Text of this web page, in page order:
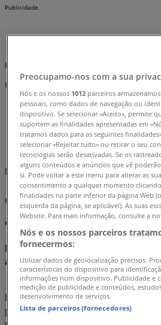
Publicidade
Comprar Cortinas -
Catálogos e
Tiendeo»
Ofertas»
Cortinas
Estamos quase a publicar ofertas
Cortinas, todas as
alcance
Descobre as melhores ofertas
agosto 2026!
Neste mês de agosto de 2026,
por te oferecer as ofertas mais
Preocupamo-nos com a sua
Nós e os nossos 1012 parceiros
pessoais, como dados de navegação ou
dispositivo. Se selecionar «Aceito», permite
suportem as finalidades apresentadas em
tratamos dados para as seguintes
selecionar «Rejeitar tudo» ou retirar o seu
tecnologias serão desativadas. Se os
alguns conteúdos e anúncios que vê
si. Pode voltar a este menu para alterar as
consentimento a qualquer momento
finalidades na parte inferior da página Web
esquerda da página, se aplicável). As suas
Website. Para mais informação, consulte a
Nós e os nossos parceiros
fornecermos:
Utilizar dados de geolocalização precisos.
características do dispositivo para
informações num dispositivo. Publicidade e
medição de publicidade e conteúdos,
desenvolvimento de serviços.
Lista de parceiros (fornecedores)